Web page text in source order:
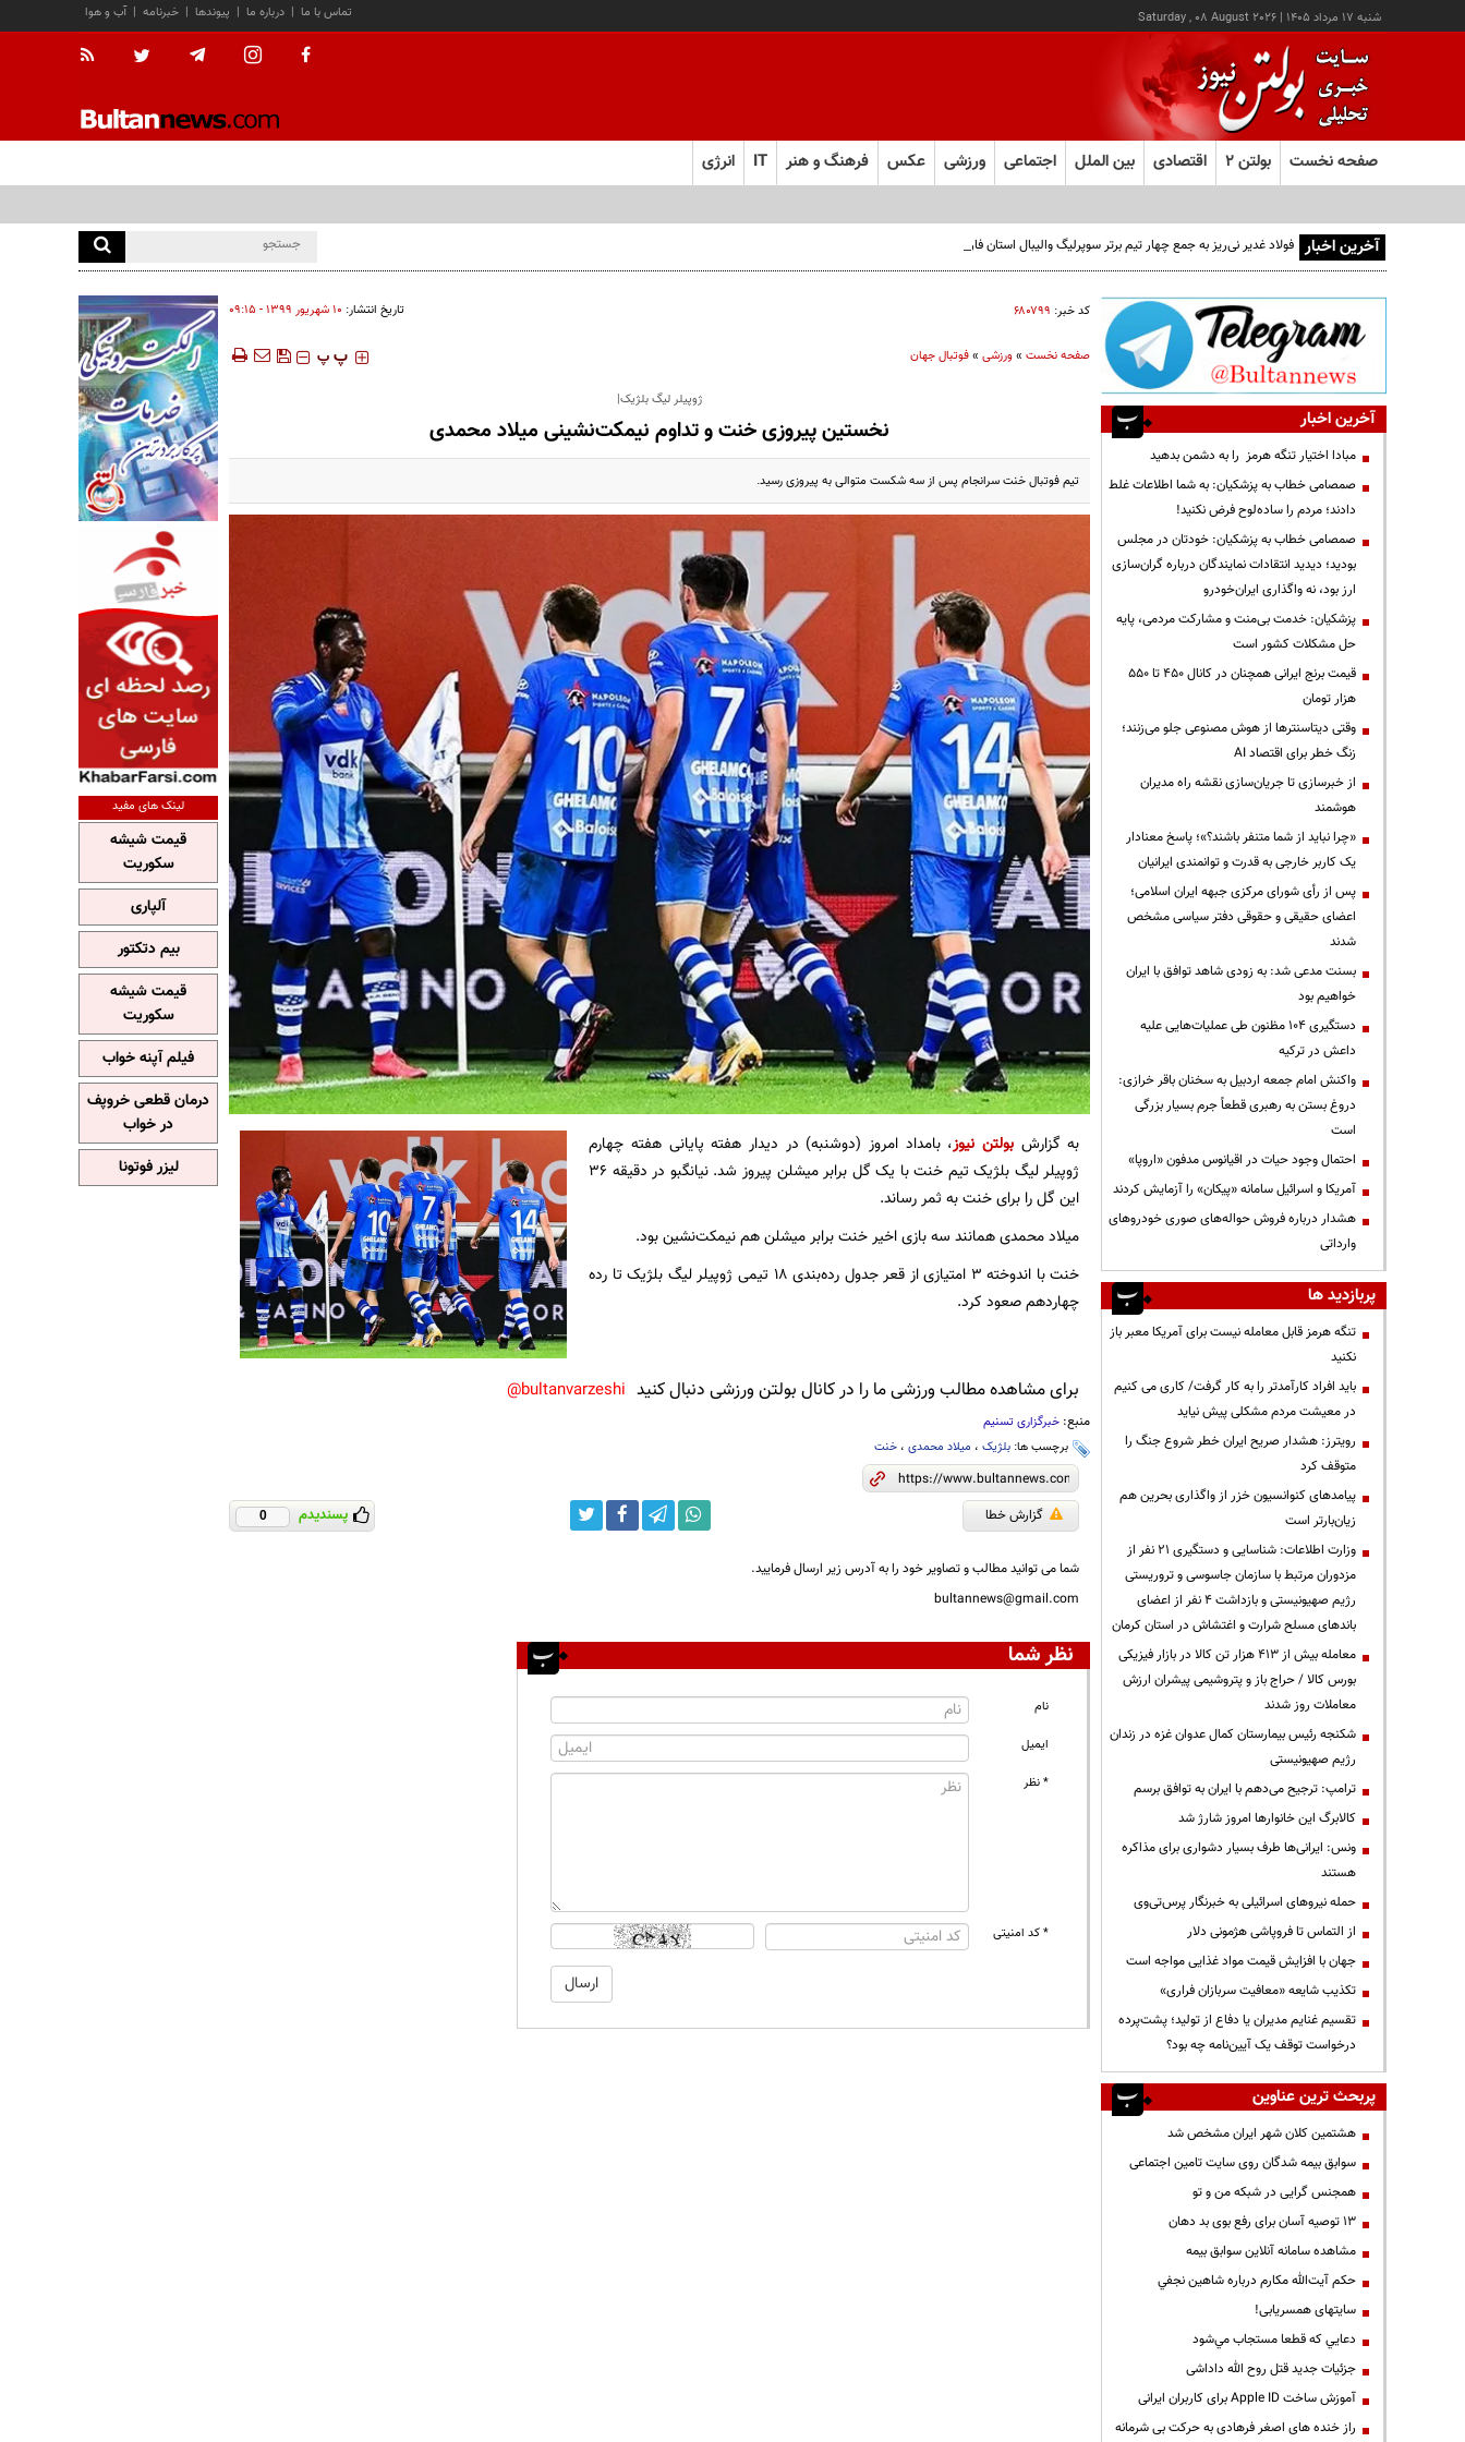
شنبه ۱۷ مرداد ۱۴۰۵ |
Saturday , 08 August 2026 آب و هوا | خبرنامه | پیوندها | درباره ما | تماس با ما
صفحه نخست بولتن ۲ اقتصادی بین الملل اجتماعی ورزشی عکس فرهنگ و هنر IT انرژی
آخرین اخبار فولاد غدیر نی‌ریز به جمع چهار تیم برتر سوپرلیگ والیبال استان فارس صعود کرد
کد خبر: ۶۸۰۷۹۹ تاریخ انتشار: ۱۰ شهريور ۱۳۹۹ - ۰۹:۱۵
صفحه نخست»ورزشی»فوتبال جهان ‍‍‍ پ پ
ژوپیلر لیگ بلژیک|
نخستین پیروزی خنت و تداوم نیمکت‌نشینی میلاد محمدی
تیم فوتبال خنت سرانجام پس از سه شکست متوالی به پیروزی رسید.
به گزارش بولتن نیوز، بامداد امروز (دوشنبه) در دیدار هفته پایانی هفته چهارم
ژوپیلر لیگ بلژیک تیم خنت با یک گل برابر میشلن پیروز شد. نیانگبو در دقیقه 36
این گل را برای خنت به ثمر رساند.
میلاد محمدی همانند سه بازی اخیر خنت برابر میشلن هم نیمکت‌نشین بود.
خنت با اندوخته 3 امتیازی از قعر جدول رده‌بندی 18 تیمی ژوپیلر لیگ بلژیک تا رده
چهاردهم صعود کرد.
برای مشاهده مطالب ورزشی ما را در کانال بولتن ورزشی دنبال کنید bultanvarzeshi@
منبع: خبرگزاری تسنیم
برچسب ها: بلژیک، میلاد محمدی، خنت
گزارش خطا پسندیدم 0
شما می توانید مطالب و تصاویر خود را به آدرس زیر ارسال فرمایید.
bultannews@gmail.com
نظر شما
نام
ایمیل
* نظر
* کد امنیتی
آخرین اخبار
مبادا اختیار تنگه هرمز را به دشمن بدهید
صمصامی خطاب به پزشکیان: به شما اطلاعات غلط
دادند؛ مردم را ساده‌لوح فرض نکنید!
صمصامی خطاب به پزشکیان: خودتان در مجلس
بودید؛ دیدید انتقادات نمایندگان درباره گران‌سازی
ارز بود، نه واگذاری ایران‌خودرو
پزشکیان: خدمت بی‌منت و مشارکت مردمی، پایه
حل مشکلات کشور است
قیمت‌ برنج ایرانی همچنان در کانال ۴۵۰ تا ۵۵۰
هزار تومان
وقتی دیتاسنترها از هوش مصنوعی جلو می‌زنند؛
زنگ خطر برای اقتصاد AI
از خبرسازی تا جریان‌سازی نقشه راه مدیران
هوشمند
«چرا نباید از شما متنفر باشند؟»؛ پاسخ معنادار
یک کاربر خارجی به قدرت و توانمندی ایرانیان
پس از رأی شورای مرکزی جبهه ایران اسلامی؛
اعضای حقیقی و حقوقی دفتر سیاسی مشخص
شدند
بسنت مدعی شد: به زودی شاهد توافق با ایران
خواهیم بود
دستگیری ۱۰۴ مظنون طی عملیات‌هایی علیه
داعش در ترکیه
واکنش امام جمعه اردبیل به سخنان باقر خرازی:
دروغ بستن به رهبری قطعاً جرم بسیار بزرگی
است
احتمال وجود حیات در اقیانوس مدفون «اروپا»
آمریکا و اسرائیل سامانه «پیکان» را آزمایش کردند
هشدار درباره فروش حواله‌های صوری خودروهای
وارداتی
پربازدید ها
تنگه هرمز قابل معامله نیست برای آمریکا معبر باز
نکنید
باید افراد کارآمدتر را به کار گرفت/ کاری می کنیم
در معیشت مردم مشکلی پیش نیاید
رویترز: هشدار صریح ایران خطر شروع جنگ را
متوقف کرد
پیامدهای کنوانسیون خزر از واگذاری بحرین هم
زیان‌بارتر است
وزارت اطلاعات: شناسایی و دستگیری ۲۱ نفر از
مزدوران مرتبط با سازمان جاسوسی و تروریستی
رژیم صهیونیستی و بازداشت ۴ نفر از اعضای
باندهای مسلح شرارت و اغتشاش در استان کرمان
معامله بیش از ۴۱۳ هزار تن کالا در بازار فیزیکی
بورس کالا / حراج باز و پتروشیمی پیشران ارزش
معاملات روز شدند
شکنجه رئیس بیمارستان کمال عدوان غزه در زندان
رژیم صهیونیستی
ترامپ: ترجیح می‌دهم با ایران به توافق برسم
کالابرگ این خانوارها امروز شارژ شد
ونس: ایرانی‌ها طرف بسیار دشواری برای مذاکره
هستند
حمله نیروهای اسرائیلی به خبرنگار پرس‌تی‌وی
از التماس تا فروپاشی هژمونی دلار
جهان با افزایش قیمت مواد غذایی مواجه است
تکذیب شایعه «معافیت سربازان فراری»
تقسیم غنایم مدیران یا دفاع از تولید؛ پشت‌پرده
درخواست توقف یک آیین‌نامه چه بود؟
پربحث ترین عناوین
هشتمین کلان شهر ایران مشخص شد
سوابق بیمه شدگان روی سایت تامین اجتماعی
همجنس گرایی در شبکه من و تو
13 توصیه آسان برای رفع بوی بد دهان
مشاهده سامانه آنلاين سوابق بیمه
حكم آيت‌الله مكارم درباره شاهين نجفي
سایتهای همسریابی!
دعايي كه قطعا مستجاب مي‌شود
جزئیات جدید قتل روح الله داداشی
آموزش ساخت Apple ID برای کاربران ایرانی
راز خنده های اصغر فرهادی به حرکت بی شرمانه
لینک های مفید
قیمت شیشه
سکوریت
آلپاری
بیم دتکتور
قیمت شیشه
سکوریت
فیلم آپنه خواب
درمان قطعی خروپف
در خواب
لیزر فوتونا